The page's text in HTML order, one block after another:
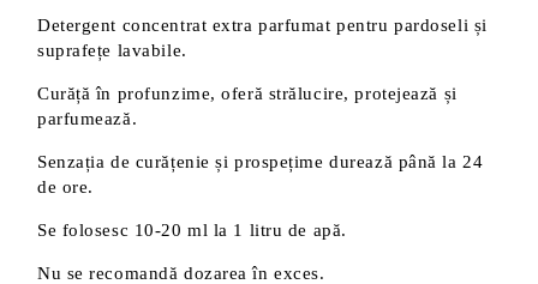
Detergent concentrat extra parfumat pentru pardoseli și
suprafețe lavabile.
Curăță în profunzime, oferă strălucire, protejează și
parfumează.
Senzația de curățenie și prospețime durează până la 24
de ore.
Se folosesc 10-20 ml la 1 litru de apă.
Nu se recomandă dozarea în exces.